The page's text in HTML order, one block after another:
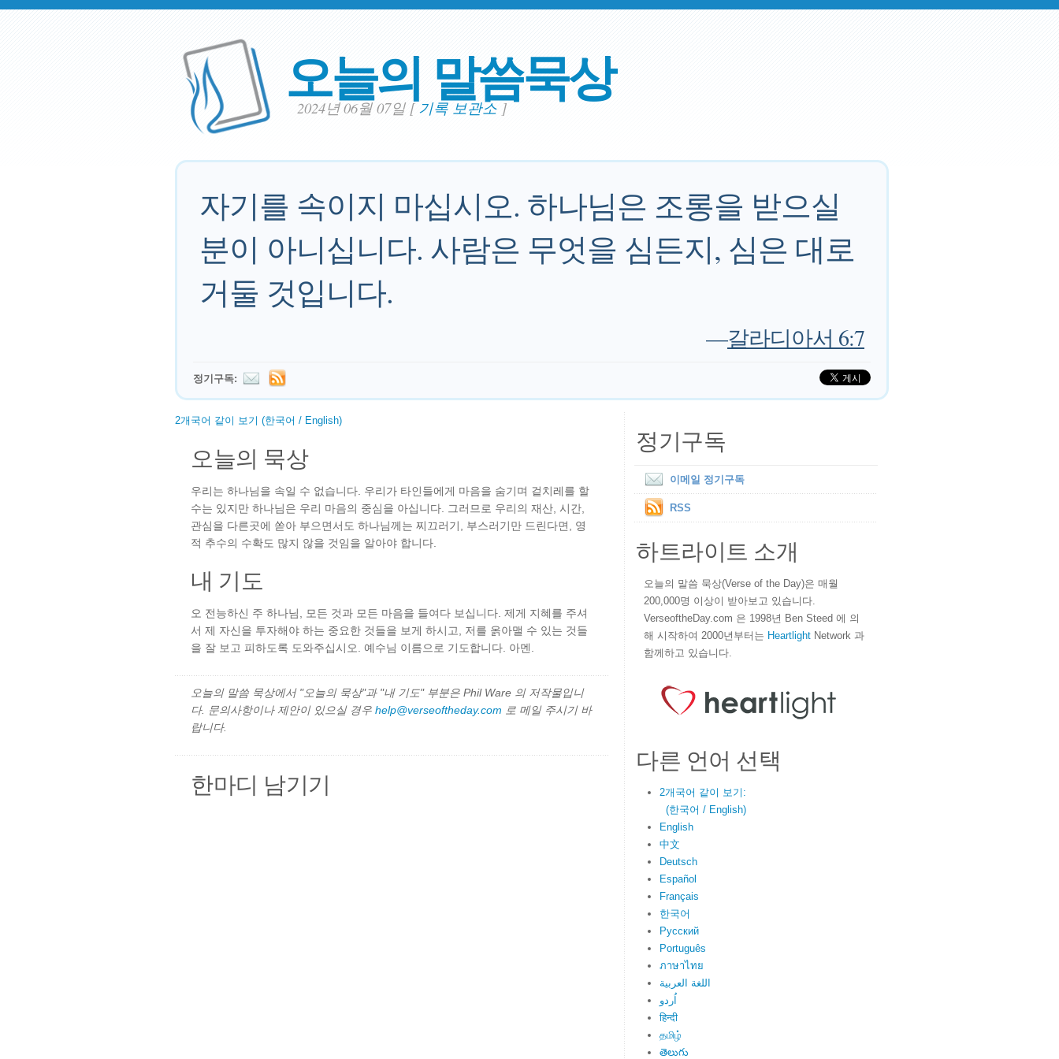
오늘의 말씀묵상
2024년 06월 07일 [기록 보관소]
자기를 속이지 마십시오. 하나님은 조롱을 받으실
분이 아니십니다. 사람은 무엇을 심든지, 심은 대로
거둘 것입니다.
—갈라디아서 6:7
정기구독:
2개국어 같이 보기 (한국어 / English)
오늘의 묵상
우리는 하나님을 속일 수 없습니다. 우리가 타인들에게 마음을 숨기며 겉치레를 할
수는 있지만 하나님은 우리 마음의 중심을 아십니다. 그러므로 우리의 재산, 시간,
관심을 다른곳에 쏟아 부으면서도 하나님께는 찌끄러기, 부스러기만 드린다면, 영
적 추수의 수확도 많지 않을 것임을 알아야 합니다.
내 기도
오 전능하신 주 하나님, 모든 것과 모든 마음을 들여다 보십니다. 제게 지혜를 주셔
서 제 자신을 투자해야 하는 중요한 것들을 보게 하시고, 저를 옭아맬 수 있는 것들
을 잘 보고 피하도록 도와주십시오. 예수님 이름으로 기도합니다. 아멘.
오늘의 말씀 묵상에서 "오늘의 묵상"과 "내 기도" 부분은 Phil Ware 의 저작물입니
다. 문의사항이나 제안이 있으실 경우 help@verseoftheday.com 로 메일 주시기 바
랍니다.
한마디 남기기
정기구독
이메일 정기구독
RSS
하트라이트 소개
오늘의 말씀 묵상(Verse of the Day)은 매월
200,000명 이상이 받아보고 있습니다.
VerseoftheDay.com 은 1998년 Ben Steed 에 의
해 시작하여 2000년부터는 Heartlight Network 과
함께하고 있습니다.
다른 언어 선택
2개국어 같이 보기:
(한국어 / English)
English
中文
Deutsch
Español
Français
한국어
Русский
Português
ภาษาไทย
اللغة العربية
اُردو
हिन्दी
தமிழ்
తెలుగు